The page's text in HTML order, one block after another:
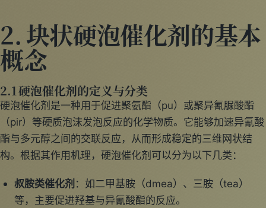
2. 块状硬泡催化剂的基本
概念
2.1 硬泡催化剂的定义与分类
硬泡催化剂是一种用于促进聚氨酯（pu）或聚异氰脲酸酯
（pir）等硬质泡沫发泡反应的化学物质。它能够加速异氰酸
酯与多元醇之间的交联反应，从而形成稳定的三维网状结
构。根据其作用机理，硬泡催化剂可以分为以下几类：
叔胺类催化剂 ：如二甲基胺（dmea）、三胺（tea）
等，主要促进羟基与异氰酸酯的反应。